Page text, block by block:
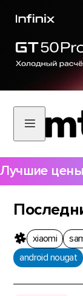
Лучшие
xiaomi
android nougat